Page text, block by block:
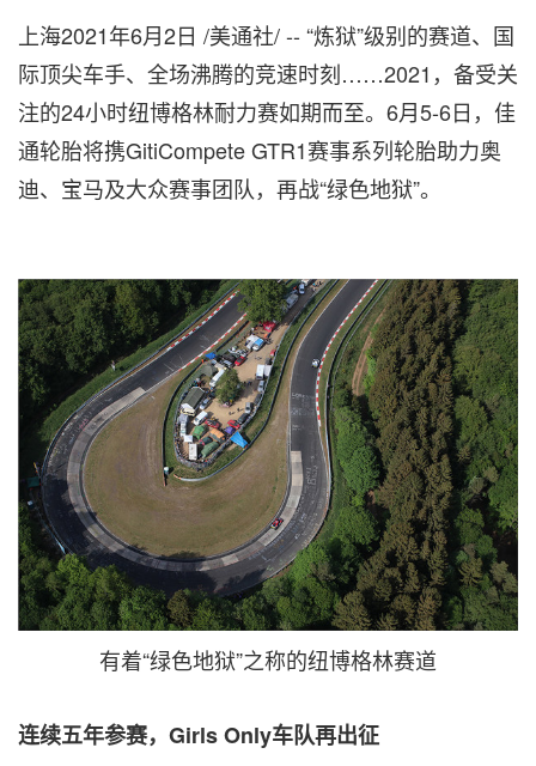
上海2021年6月2日 /美通社/ -- “炼狱”级别的赛道、国
际顶尖车手、全场沸腾的竞速时刻……2021，备受关
注的24小时纽博格林耐力赛如期而至。6月5-6日，佳
通轮胎将携GitiCompete GTR1赛事系列轮胎助力奥
迪、宝马及大众赛事团队，再战“绿色地狱”。
有着“绿色地狱”之称的纽博格林赛道
连续五年参赛， Girls Only车队再出征